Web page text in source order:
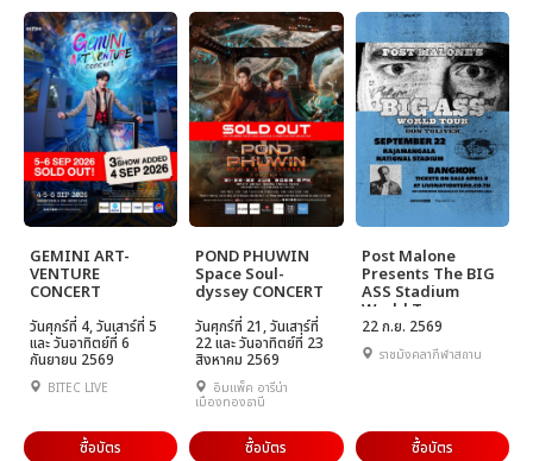
GEMINI ART-
VENTURE
CONCERT
วันศุกร์ที่ 4, วันเสาร์ที่ 5
และ วันอาทิตย์ที่ 6
กันยายน 2569
BITEC LIVE
ซื้อบัตร
POND PHUWIN
Space Soul-
dyssey CONCERT
วันศุกร์ที่ 21, วันเสาร์ที่
22 และ วันอาทิตย์ที่ 23
สิงหาคม 2569
อิมแพ็ค อารีน่า
เมืองทองธานี
ซื้อบัตร
Post Malone
Presents The BIG
ASS Stadium
World Tour
22 ก.ย. 2569
ราชมังคลากีฬาสถาน
ซื้อบัตร